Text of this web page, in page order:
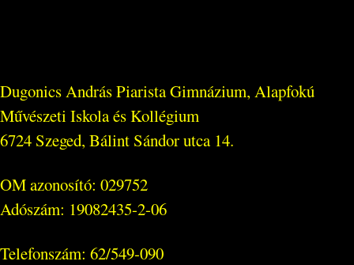
Dugonics András Piarista Gimnázium, Alapfokú
Művészeti Iskola és Kollégium
6724 Szeged, Bálint Sándor utca 14.
OM azonosító: 029752
Adószám: 19082435-2-06
Telefonszám: 62/549-090